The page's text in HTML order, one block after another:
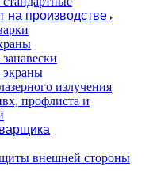
на производстве
экраны
излучения
профлиста и
внешней стороны